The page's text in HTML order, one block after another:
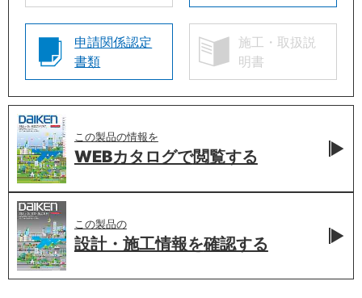
申請関係認定
書類
施工・取扱説
明書
この製品の情報を
WEBカタログで閲覧する
この製品の
設計・施工情報を確認する